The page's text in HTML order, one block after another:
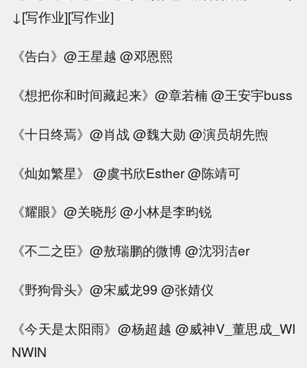
↓[写作业][写作业]
《告白》@王星越 @邓恩熙
《想把你和时间藏起来》@章若楠 @王安宇buss
《十日终焉》@肖战 @魏大勋 @演员胡先煦
《灿如繁星》 @虞书欣Esther @陈靖可
《耀眼》@关晓彤 @小林是李昀锐
《不二之臣》@敖瑞鹏的微博 @沈羽洁er
《野狗骨头》@宋威龙99 @张婧仪
《今天是太阳雨》@杨超越 @威神V_董思成_WI
NWIN